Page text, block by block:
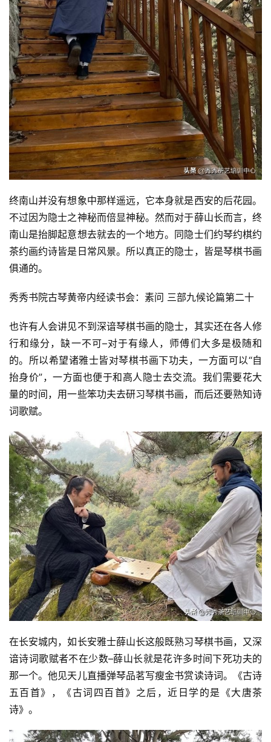
投
稿
每
日
好
诗
终南山并没有想象中那样遥远，它本身就是西安的后花园。
不过因为隐士之神秘而倍显神秘。然而对于薛山长而言，终
南山是抬脚起意想去就去的一个地方。同隐士们约琴约棋约
茶约画约诗皆是日常风景。所以真正的隐士，皆是琴棋书画
俱通的。
秀秀书院古琴黄帝内经读书会：素问 三部九候论篇第二十
也许有人会讲见不到深谙琴棋书画的隐士，其实还在各人修
行和缘分，缺一不可–对于有缘人，师傅们大多是极随和
的。所以希望诸雅士皆对琴棋书画下功夫，一方面可以“自
抬身价”，一方面也便于和高人隐士去交流。我们需要花大
量的时间，用一些笨功夫去研习琴棋书画，而后还要熟知诗
词歌赋。
在长安城内，如长安雅士薛山长这般既熟习琴棋书画，又深
谙诗词歌赋者不在少数–薛山长就是花许多时间下死功夫的
那一个。他见天儿直播弹琴品茗写瘦金书赏读诗词。《古诗
五百首》，《古词四百首》之后，近日学的是《大唐茶
诗》。